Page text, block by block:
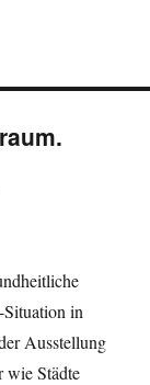
in
Ausstellung
wie Städte